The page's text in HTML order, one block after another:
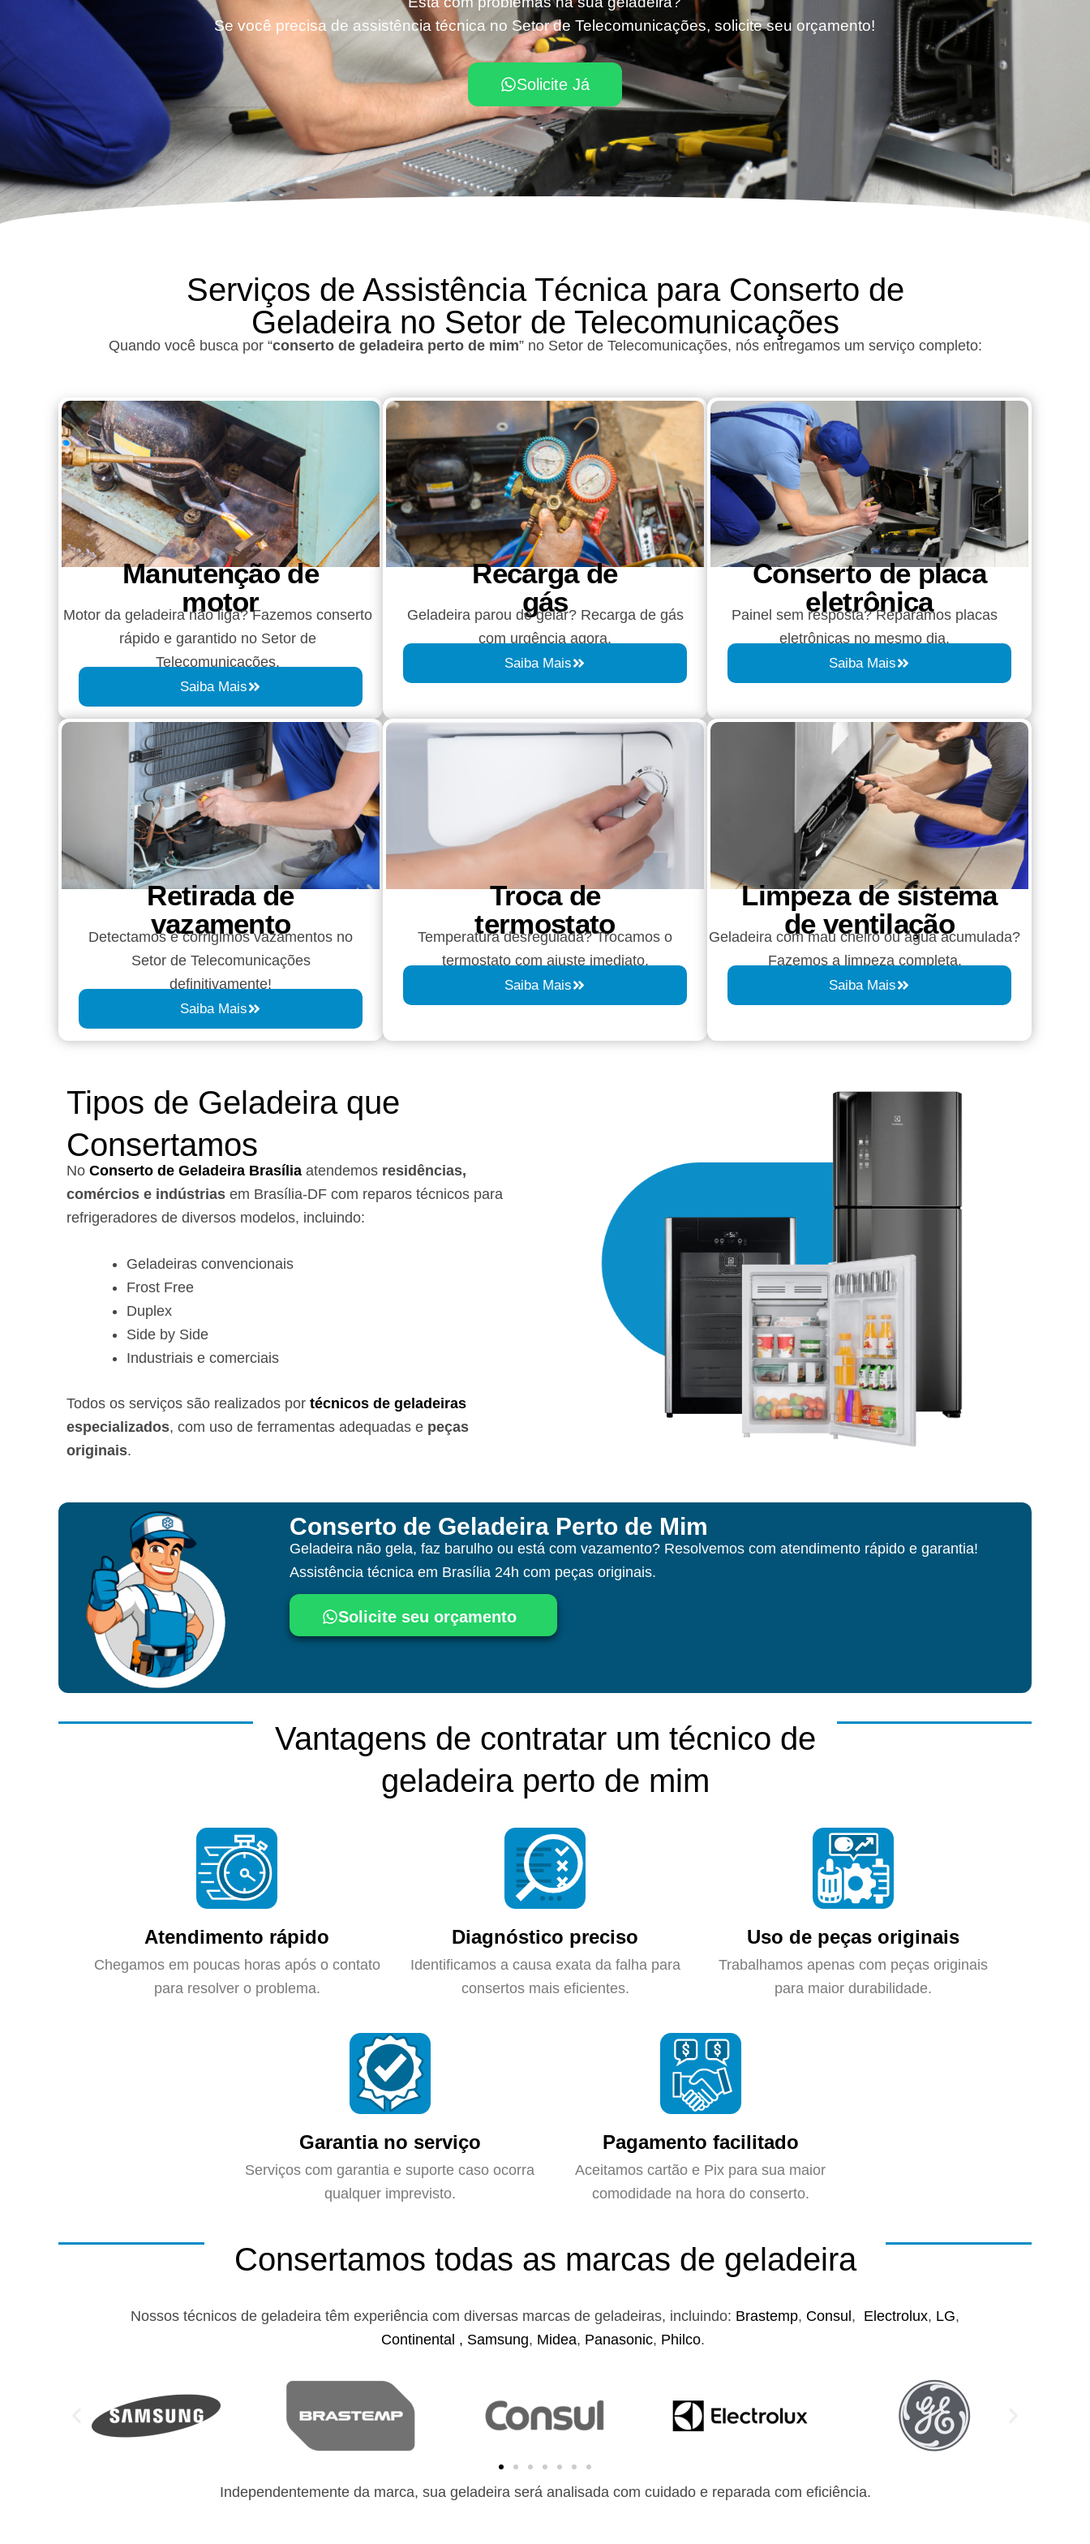
Se você precisa de assistência técnica no Setor de Telecomunicações, solicite seu orçamento!
Solicite Já
Serviços de Assistência Técnica para Conserto de
Geladeira no Setor de Telecomunicações
Quando você busca por “conserto de geladeira perto de mim” no Setor de Telecomunicações, nós entregamos um serviço completo:
Manutenção de
motor
Motor da geladeira não liga? Fazemos conserto
rápido e garantido no Setor de
Telecomunicações.
Saiba Mais
Recarga de
gás
Geladeira parou de gelar? Recarga de gás
com urgência agora.
Saiba Mais
Conserto de placa
eletrônica
Painel sem resposta? Reparamos placas
eletrônicas no mesmo dia.
Saiba Mais
Retirada de
vazamento​​
Detectamos e corrigimos vazamentos no
Setor de Telecomunicações
definitivamente!
Saiba Mais
Troca de
termostato
Temperatura desregulada? Trocamos o
termostato com ajuste imediato.
Saiba Mais
Limpeza de sistema
de ventilação
Geladeira com mau cheiro ou água acumulada?
Fazemos a limpeza completa.
Saiba Mais
Tipos de Geladeira que
Consertamos
No Conserto de Geladeira Brasília atendemos residências,
comércios e indústrias em Brasília-DF com reparos técnicos para
refrigeradores de diversos modelos, incluindo:
Geladeiras convencionais
Frost Free
Duplex
Side by Side
Industriais e comerciais
Todos os serviços são realizados por técnicos de geladeiras
especializados, com uso de ferramentas adequadas e peças
originais.
Conserto de Geladeira Perto de Mim
Geladeira não gela, faz barulho ou está com vazamento? Resolvemos com atendimento rápido e garantia!
Assistência técnica em Brasília 24h com peças originais.
Solicite seu orçamento
Vantagens de contratar um técnico de
geladeira perto de mim
Atendimento rápido
Chegamos em poucas horas após o contato
para resolver o problema.
Diagnóstico preciso
Identificamos a causa exata da falha para
consertos mais eficientes.
Uso de peças originais
Trabalhamos apenas com peças originais
para maior durabilidade.
Garantia no serviço
Serviços com garantia e suporte caso ocorra
qualquer imprevisto.
Pagamento facilitado
Aceitamos cartão e Pix para sua maior
comodidade na hora do conserto.
Consertamos todas as marcas de geladeira
Nossos técnicos de geladeira têm experiência com diversas marcas de geladeiras, incluindo: Brastemp, Consul , Electrolux, LG,
Continental , Samsung, Midea, Panasonic, Philco.
Independentemente da marca, sua geladeira será analisada com cuidado e reparada com eficiência.